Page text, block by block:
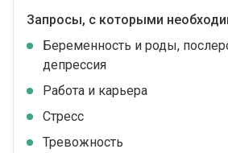
Запросы, с которыми
Беременность и роды,
депрессия
Работа и карьера
Стресс
Тревожность